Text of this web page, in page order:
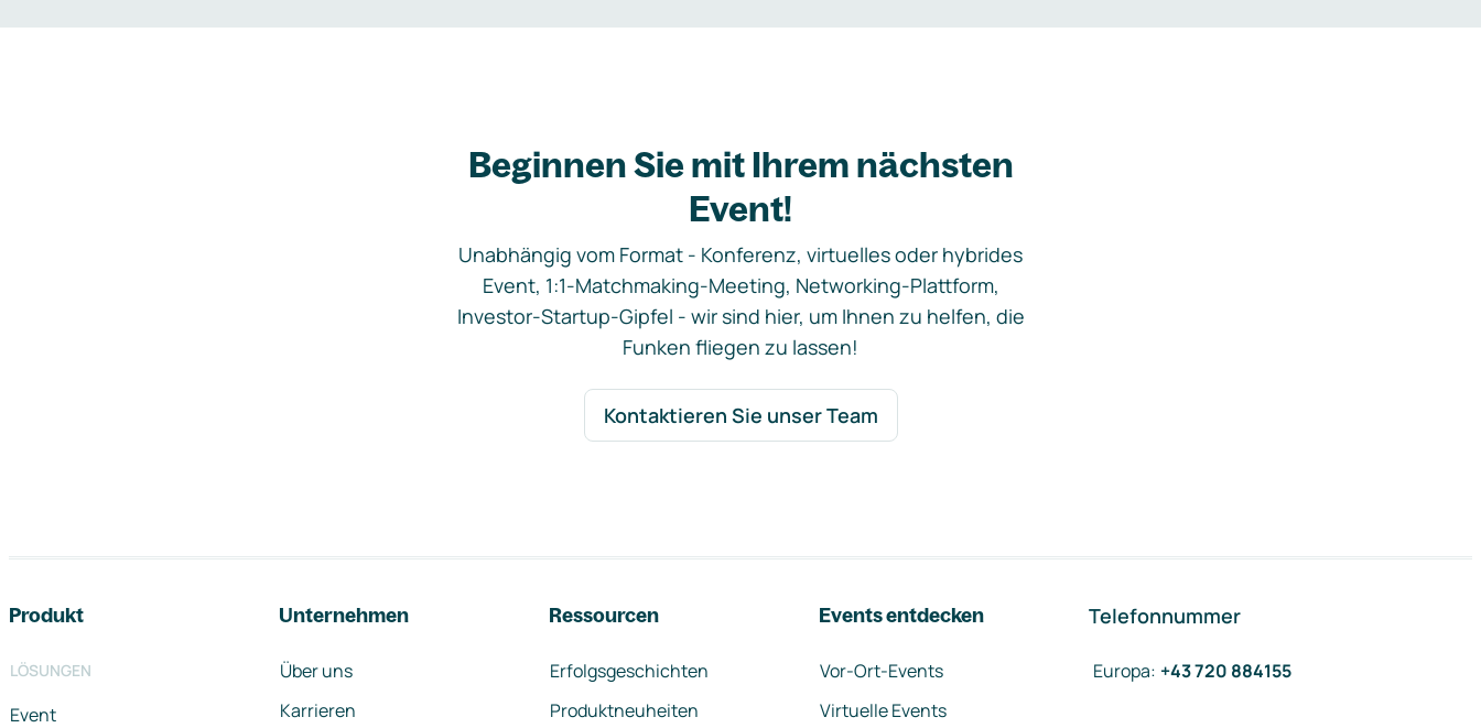
Beginnen Sie mit Ihrem nächsten
Event!
Unabhängig vom Format - Konferenz, virtuelles oder hybrides
Event, 1:1-Matchmaking-Meeting, Networking-Plattform,
Investor-Startup-Gipfel - wir sind hier, um Ihnen zu helfen, die
Funken fliegen zu lassen!
Kontaktieren Sie unser Team
Produkt
LÖSUNGEN
Event
Unternehmen
Über uns
Karrieren
Ressourcen
Erfolgsgeschichten
Produktneuheiten
Events entdecken
Vor-Ort-Events
Virtuelle Events
Telefonnummer
Europa: +43 720 884155